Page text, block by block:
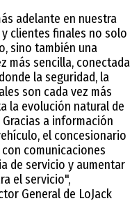
adelante en nuestra
clientes finales no solo
sino también una
más sencilla, conectada
la seguridad, la
son cada vez más
la evolución natural de
a información
el concesionario
comunicaciones
de servicio y aumentar
el servicio",
General de LoJack